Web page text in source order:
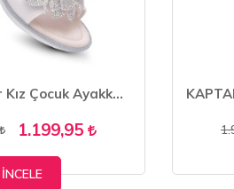
Kaptan junior Kız Çocuk Ayakkabı Sandalet Babet PVTK 665
1.199,95
İNCELE